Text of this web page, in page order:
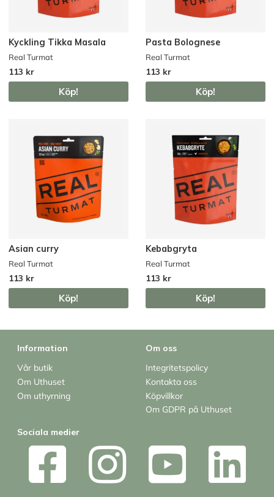
Kyckling Tikka Masala
Real Turmat
113 kr
Köp!
Pasta Bolognese
Real Turmat
113 kr
Köp!
Asian curry
Real Turmat
113 kr
Köp!
Kebabgryta
Real Turmat
113 kr
Köp!
Information
Vår butik
Om Uthuset
Om uthyrning
Om oss
Integritetspolicy
Kontakta oss
Köpvillkor
Om GDPR på Uthuset
Sociala medier